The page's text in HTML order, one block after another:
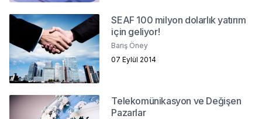
SEAF 100 milyon dolarlık yatırım
için geliyor!
Barış Öney
07 Eylül 2014
Telekomünikasyon ve Değişen
Pazarlar